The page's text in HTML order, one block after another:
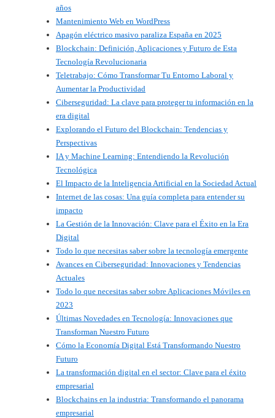
años
Mantenimiento Web en WordPress
Apagón eléctrico masivo paraliza España en 2025
Blockchain: Definición, Aplicaciones y Futuro de Esta
Tecnología Revolucionaria
Teletrabajo: Cómo Transformar Tu Entorno Laboral y
Aumentar la Productividad
Ciberseguridad: La clave para proteger tu información en la
era digital
Explorando el Futuro del Blockchain: Tendencias y
Perspectivas
IA y Machine Learning: Entendiendo la Revolución
Tecnológica
El Impacto de la Inteligencia Artificial en la Sociedad Actual
Internet de las cosas: Una guía completa para entender su
impacto
La Gestión de la Innovación: Clave para el Éxito en la Era
Digital
Todo lo que necesitas saber sobre la tecnología emergente
Avances en Ciberseguridad: Innovaciones y Tendencias
Actuales
Todo lo que necesitas saber sobre Aplicaciones Móviles en
2023
Últimas Novedades en Tecnología: Innovaciones que
Transforman Nuestro Futuro
Cómo la Economía Digital Está Transformando Nuestro
Futuro
La transformación digital en el sector: Clave para el éxito
empresarial
Blockchains en la industria: Transformando el panorama
empresarial